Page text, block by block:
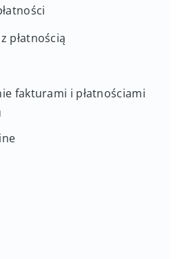
płatnością
fakturami i płatnościami